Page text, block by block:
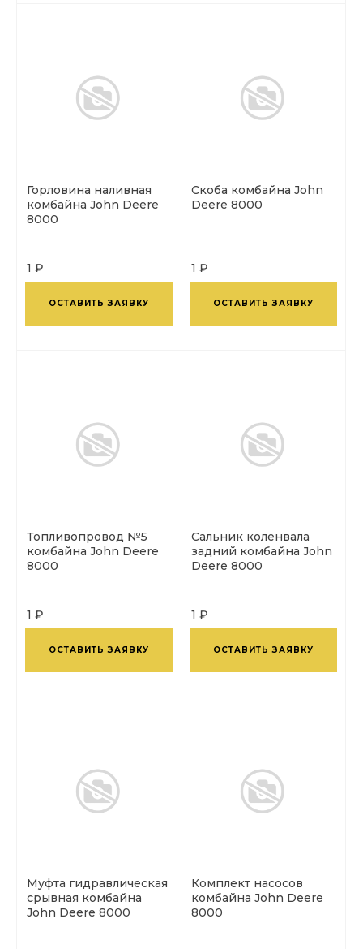
Горловина наливная
комбайна John Deere
8000
1 ₽
ОСТАВИТЬ ЗАЯВКУ
Скоба комбайна John
Deere 8000
1 ₽
ОСТАВИТЬ ЗАЯВКУ
Топливопровод №5
комбайна John Deere
8000
1 ₽
ОСТАВИТЬ ЗАЯВКУ
Сальник коленвала
задний комбайна John
Deere 8000
1 ₽
ОСТАВИТЬ ЗАЯВКУ
Муфта гидравлическая
срывная комбайна
John Deere 8000
Комплект насосов
комбайна John Deere
8000